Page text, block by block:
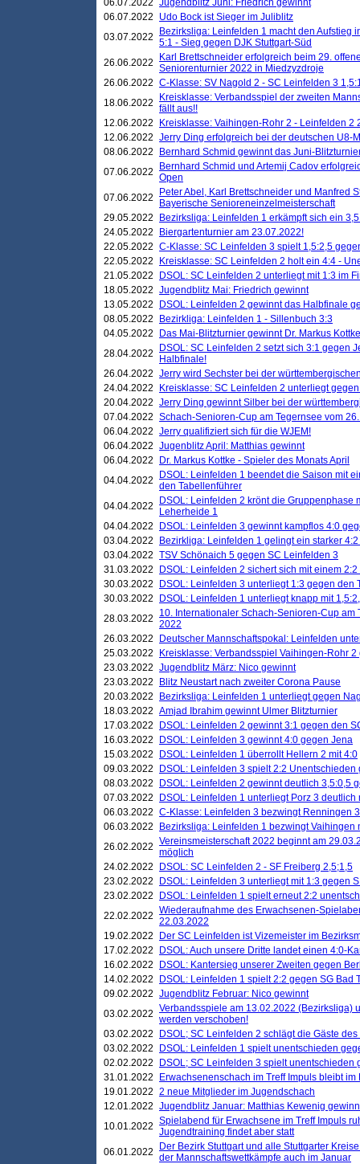
06.07.2022 Jugendblitz Juni: Friedrich gewinnt
06.07.2022
Udo Bock ist Sieger im Juliblitz
03.07.2022
Bezirksliga: Leinfelden 1 macht den Aufstieg
5:1 - Sieg gegen DJK Stuttgart-Süd
26.06.2022
Karl Brettschneider erfolgreich beim 29.
Seniorenturnier 2022 in Miedzyzdroje
26.06.2022 C-Klasse: SV Nagold 2 - SC Leinfelden 3
18.06.2022
Kreisklasse: Verbandsspiel der zweiten
fällt aus!!
12.06.2022
Kreisklasse: Vaihingen-Rohr 2 - Leinfelden 2
12.06.2022 Jerry Ding erfolgreich bei der deutschen U8-
08.06.2022
Bernhard Schmid gewinnt das Juni-
07.06.2022
Bernhard Schmid und Artemij Cadov
Open
07.06.2022
Peter Abel, Karl Brettschneider und Manfred
Bayerische Senioreneinzelmeisterschaft
29.05.2022
Bezirksliga: Leinfelden 1 erkämpft sich ein
24.05.2022
Biergartenturnier am 23.07.2022!
22.05.2022 C-Klasse: SC Leinfelden 3 spielt 1,5:2,5
22.05.2022
Kreisklasse: SC Leinfelden 2 holt ein 4:4 -
21.05.2022
DSOL: SC Leinfelden 2 unterliegt mit 1:3 im
18.05.2022 Jugendblitz Mai: Friedrich gewinnt
13.05.2022
DSOL: Leinfelden 2 gewinnt das Halbfinale
08.05.2022
Bezirkliga: Leinfelden 1 - Sillenbuch 3:3
04.05.2022
Das Mai-Blitzturnier gewinnt Dr. Markus
28.04.2022
DSOL: SC Leinfelden 2 setzt sich 3:1 gegen
Halbfinale!
26.04.2022 Jerry wird Sechster bei der
24.04.2022
Kreisklasse: SC Leinfelden 2 unterliegt
20.04.2022 Jerry Ding gewinnt Silber bei der
07.04.2022 Schach-Senioren-Cup am Tegernsee vom
06.04.2022 Jerry qualifiziert sich für die WJEM!
06.04.2022 Jugenblitz April: Matthias gewinnt
06.04.2022
Dr. Markus Kottke - Spieler des Monats April
04.04.2022
DSOL: Leinfelden 1 beendet die Saison mit
den Tabellenführer
04.04.2022
DSOL: Leinfelden 2 krönt die Gruppenphase
Leherheide 1
04.04.2022
DSOL: Leinfelden 3 gewinnt kampflos 4:0
03.04.2022
Bezirkliga: Leinfelden 1 gelingt ein starker
03.04.2022 TSV Schönaich 5 gegen SC Leinfelden 3
31.03.2022
DSOL: Leinfelden 2 sichert sich mit einem
30.03.2022
DSOL: Leinfelden 3 unterliegt 1:3 gegen den
30.03.2022
DSOL: Leinfelden 1 unterliegt knapp mit
28.03.2022
10. Internationaler Schach-Senioren-Cup am
2022
26.03.2022
Deutscher Mannschaftspokal: Leinfelden
25.03.2022
Kreisklasse: Verbandsspiel Vaihingen-Rohr
23.03.2022 Jugendblitz März: Nico gewinnt
23.03.2022
Blitz Neustart nach zweiter Corona Pause
20.03.2022
Bezirksliga: Leinfelden 1 unterliegt gegen
18.03.2022 Amjad Ibrahim gewinnt Ulmer Blitzturnier
17.03.2022
DSOL: Leinfelden 2 gewinnt 3:1 gegen den
16.03.2022
DSOL: Leinfelden 3 gewinnt 4:0 gegen Jena
15.03.2022
DSOL: Leinfelden 1 überrollt Hellern 2 mit 4:0
09.03.2022
DSOL: Leinfelden 3 spielt 2:2 Unentschieden
08.03.2022
DSOL: Leinfelden 2 gewinnt deutlich 3,5:0,5
07.03.2022
DSOL: Leinfelden 1 unterliegt Porz 3 deutlich
06.03.2022 C-Klasse: Leinfelden 3 bezwingt Renningen
06.03.2022
Bezirksliga: Leinfelden 1 bezwingt Vaihingen
26.02.2022 Vereinsmeisterschaft 2022 beginnt am
möglich
24.02.2022
DSOL: SC Leinfelden 2 - SF Freiberg 2,5;1,5
23.02.2022
DSOL: Leinfelden 3 unterliegt mit 1:3 gegen
23.02.2022
DSOL: Leinfelden 1 spielt erneut 2:2
22.02.2022 Wiederaufnahme des Erwachsenen-
22.03.2022
19.02.2022
Der SC Leinfelden ist Vizemeister im
17.02.2022
DSOL: Auch unsere Dritte landet einen 4:0-
16.02.2022
DSOL: Kantersieg unserer Zweiten gegen
14.02.2022
DSOL: Leinfelden 1 spielt 2:2 gegen SG Bad
09.02.2022 Jugendblitz Februar: Nico gewinnt
03.02.2022 Verbandsspiele am 13.02.2022 (Bezirksliga)
werden verschoben!
03.02.2022
DSOL; SC Leinfelden 2 schlägt die Gäste
03.02.2022
DSOL: Leinfelden 1 spielt unentschieden
02.02.2022
DSOL; SC Leinfelden 3 spielt unentschieden
31.01.2022
Erwachsenenschach im Treff Impuls bleibt
19.01.2022 2 neue Mitglieder im Jugendschach
12.01.2022 Jugendblitz Januar: Matthias Kewenig
10.01.2022 Spielabend für Erwachsene im Treff Impuls
Jugendtraining findet aber statt
06.01.2022
Der Bezirk Stuttgart und alle Stuttgarter
der Mannschaftswettkämpfe auch im Januar